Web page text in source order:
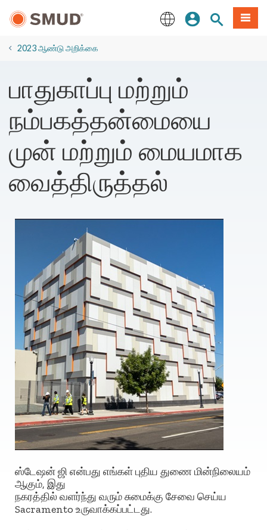
உள்ளடக்கத்திற்கு
உள்நுழையவும்
தளத் தேடல்
2023 ஆண்டு அறிக்கை
பாதுகாப்பு மற்றும்
நம்பகத்தன்மையை
முன் மற்றும் மையமாக
வைத்திருத்தல்
ஸ்டேஷன் ஜி என்பது எங்கள் புதிய துணை மின்நிலையம்
ஆகும், இது
நகரத்தில் வளர்ந்து வரும் சுமைக்கு சேவை செய்ய
Sacramento உருவாக்கப்பட்டது.